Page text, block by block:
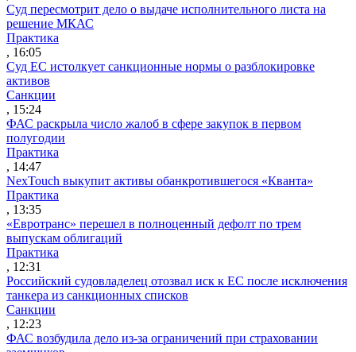
Суд пересмотрит дело о выдаче исполнительного листа на
решение МКАС
Практика
, 16:05
Суд ЕС истолкует санкционные нормы о разблокировке
активов
Санкции
, 15:24
ФАС раскрыла число жалоб в сфере закупок в первом
полугодии
Практика
, 14:47
NexTouch выкупит активы обанкротившегося «Кванта»
Практика
, 13:35
«Евротранс» перешел в полноценный дефолт по трем
выпускам облигаций
Практика
, 12:31
Российский судовладелец отозвал иск к ЕС после исключения
танкера из санкционных списков
Санкции
, 12:23
ФАС возбудила дело из-за ограничений при страховании